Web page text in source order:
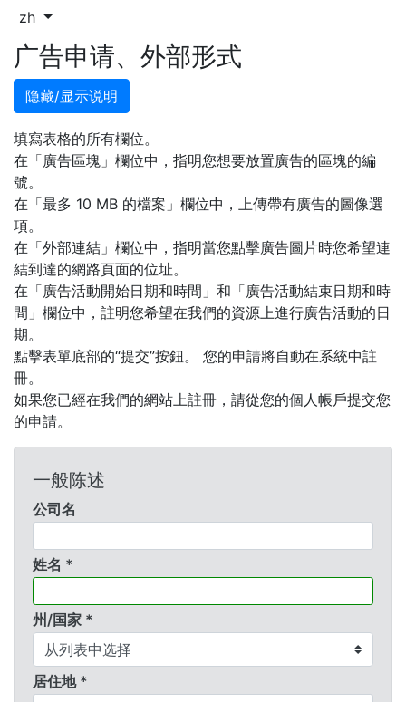
zh
广告申请、外部形式
隐藏/显示说明
填寫表格的所有欄位。
在「廣告區塊」欄位中，指明您想要放置廣告的區塊的編
號。
在「最多 10 MB 的檔案」欄位中，上傳帶有廣告的圖像選
項。
在「外部連結」欄位中，指明當您點擊廣告圖片時您希望連
結到達的網路頁面的位址。
在「廣告活動開始日期和時間」和「廣告活動結束日期和時
間」欄位中，註明您希望在我們的資源上進行廣告活動的日
期。
點擊表單底部的“提交”按鈕。 您的申請將自動在系統中註
冊。
如果您已經在我們的網站上註冊，請從您的個人帳戶提交您
的申請。
一般陈述
公司名
姓名 *
州/国家 *
居住地 *